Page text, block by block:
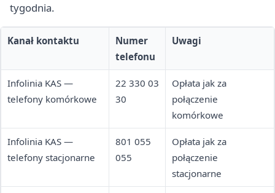
tygodnia.
Kanał kontaktu
Numer
telefonu
Uwagi
Infolinia KAS —
telefony komórkowe
22 330 03
30
Opłata jak za
połączenie
komórkowe
Infolinia KAS —
telefony stacjonarne
801 055
055
Opłata jak za
połączenie
stacjonarne